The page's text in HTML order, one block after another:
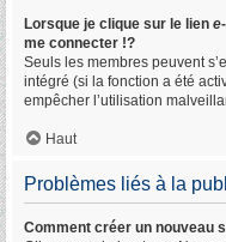
Lorsque je clique sur le lien
me connecter !?
Seuls les membres peuvent
intégré (si la fonction a été
empêcher l’utilisation
Haut
Problèmes liés à la
Comment créer un nouveau